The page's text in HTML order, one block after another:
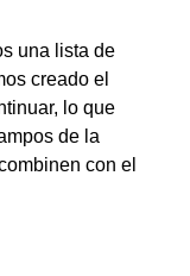
una lista de
creado el
lo que
de la
con el